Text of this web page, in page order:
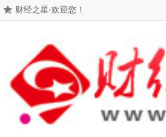
财经之星-欢迎您！